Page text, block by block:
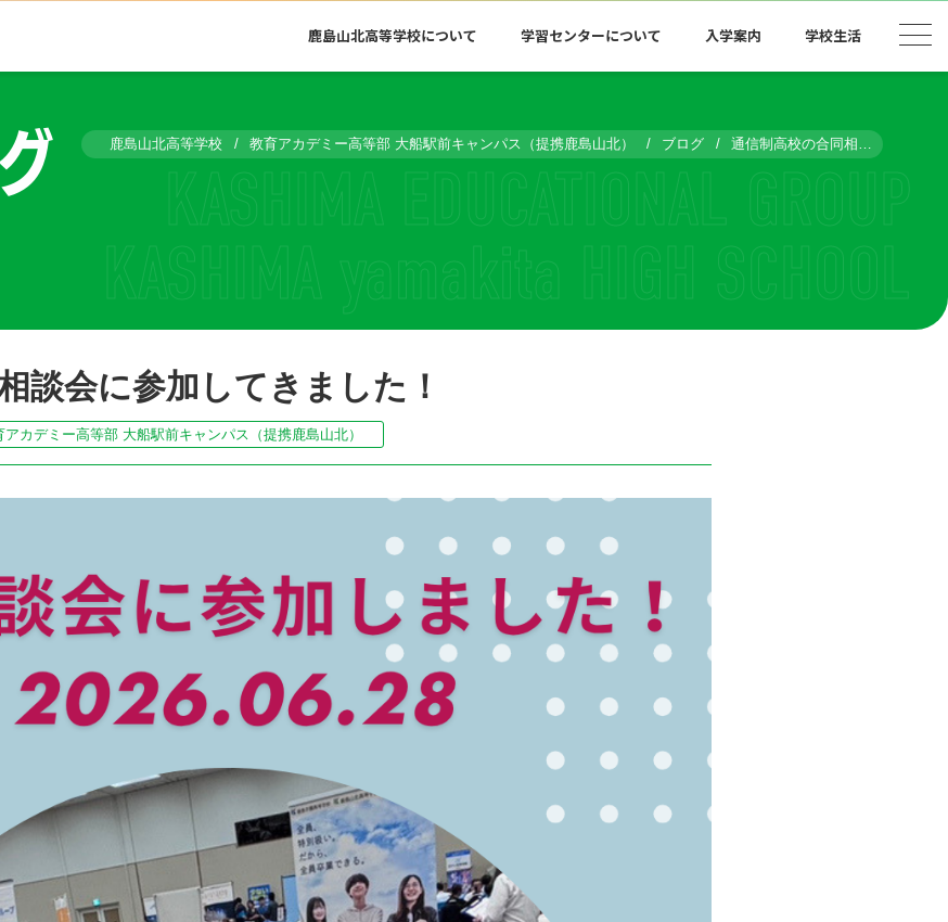
鹿島山北高等学校について 学習センターについて 入学案内 学校生活
鹿島山北高等学校 教育アカデミー高等部 大船駅前キャンパス（提携鹿島山北） ブログ 通信制高校の合同相談会に参加してきました！
談会に参加してきました！
アカデミー高等部 大船駅前キャンパス（提携鹿島山北）